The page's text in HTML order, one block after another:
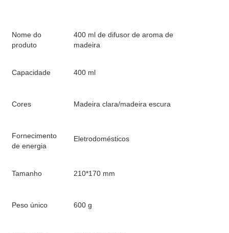
Nome do
produto
400 ml de difusor de aroma de
madeira
Capacidade 400 ml
Cores Madeira clara/madeira escura
Fornecimento
de energia
Eletrodomésticos
Tamanho 210*170 mm
Peso único 600 g